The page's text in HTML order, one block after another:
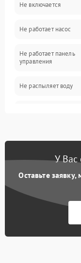
Нагрев
Вода
Гигиена
Программное
Не включается
Не работает насос
Не работает панель
управления
Не распыляет воду
Проблемы с набором
Не работает сушилка
Сбои в работе
У Вас
Оставьте